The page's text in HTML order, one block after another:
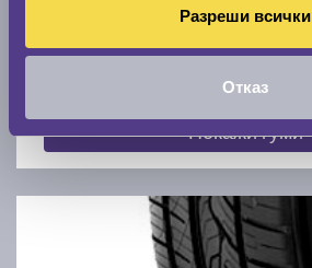
Разреши всички
Отказ
Покажи гуми